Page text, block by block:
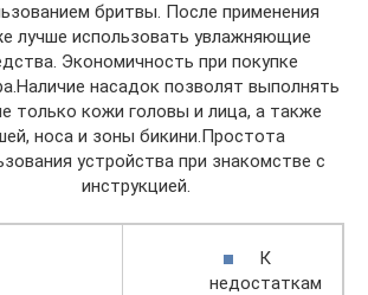
бритвы. После применения
лучше использовать увлажняющие
Экономичность при покупке
насадок позволят выполнять
только кожи головы и лица, а также
носа и зоны бикини.Простота
устройства при знакомстве с
инструкцией.
К
недостаткам